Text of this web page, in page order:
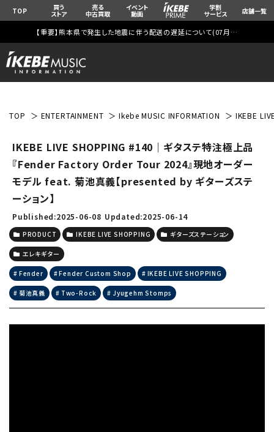
TOP 買う
ストア
売る
中古買取
イベント
動画
学割
サービス 店舗一覧
【重要】熊本県で発生した地震に伴う配送の遅延について(07月29日
TOP ENTERTAINMENT Ikebe MUSIC INFORMATION IKEBE
IKEBE LIVE SHOPPING #140｜ギタステ特注極上品
『Fender Factory Order Tour 2024』現地オーダー
モデル feat. 菊池真義【presented by ギターズステ
ーション】
Published:2025-06-08 Updated:2025-06-14
PRODUCT IKEBE LIVE SHOPPING ギターズステーション
エレキギター
Fender Fender Custom Shop IKEBE LIVE SHOPPING
菊池真義 Two-Rock Jyugehm Stomps